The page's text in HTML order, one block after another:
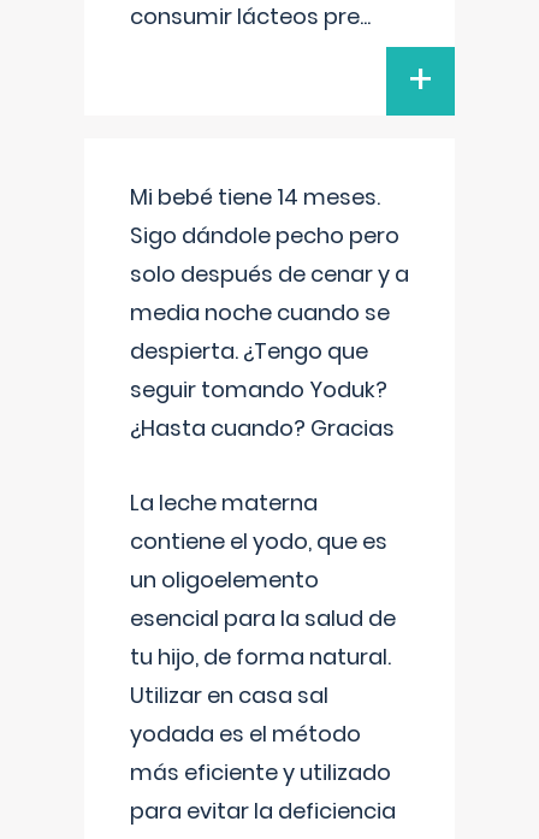
consumir lácteos pre...
+
Mi bebé tiene 14 meses.
Sigo dándole pecho pero
solo después de cenar y a
media noche cuando se
despierta. ¿Tengo que
seguir tomando Yoduk?
¿Hasta cuando? Gracias
La leche materna
contiene el yodo, que es
un oligoelemento
esencial para la salud de
tu hijo, de forma natural.
Utilizar en casa sal
yodada es el método
más eficiente y utilizado
para evitar la deficiencia